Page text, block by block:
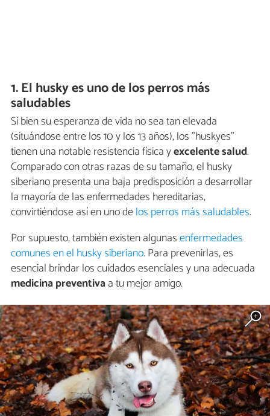
1. El husky es uno de los perros más
saludables
Si bien su esperanza de vida no sea tan elevada
(situándose entre los 10 y los 13 años), los "huskyes"
tienen una notable resistencia física yexcelente salud.
Comparado con otras razas de su tamaño, el husky
siberiano presenta una baja predisposición a desarrollar
la mayoría de las enfermedades hereditarias,
convirtiéndose así en uno delos perros más saludables.
Por supuesto, también existen algunasenfermedades
comunes en el husky siberiano. Para prevenirlas, es
esencial brindar los cuidados esenciales y una adecuada
medicina preventivaa tu mejor amigo.